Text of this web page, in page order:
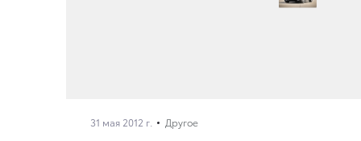
31 мая 2012 г. Другое